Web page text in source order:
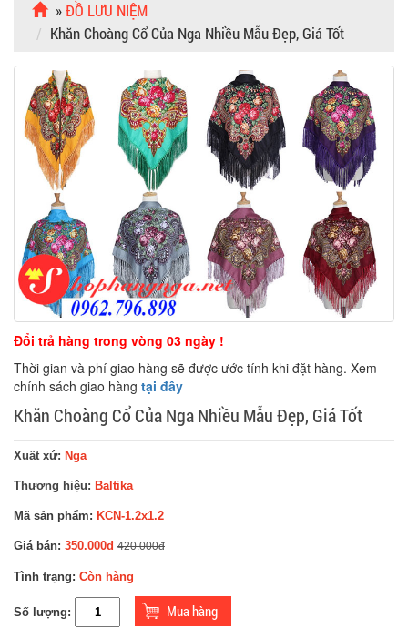
»ĐỒ LƯU NIỆM
Khăn Choàng Cổ Của Nga Nhiều Mẫu Đẹp, Giá Tốt
Đổi trả hàng trong vòng 03 ngày !
Thời gian và phí giao hàng sẽ được ước tính khi đặt hàng. Xem
chính sách giao hàng tại đây
Khăn Choàng Cổ Của Nga Nhiều Mẫu Đẹp, Giá Tốt
Xuất xứ: Nga
Thương hiệu: Baltika
Mã sản phẩm: KCN-1.2x1.2
Giá bán: 350.000đ 420.000đ
Tình trạng: Còn hàng
Số lượng: